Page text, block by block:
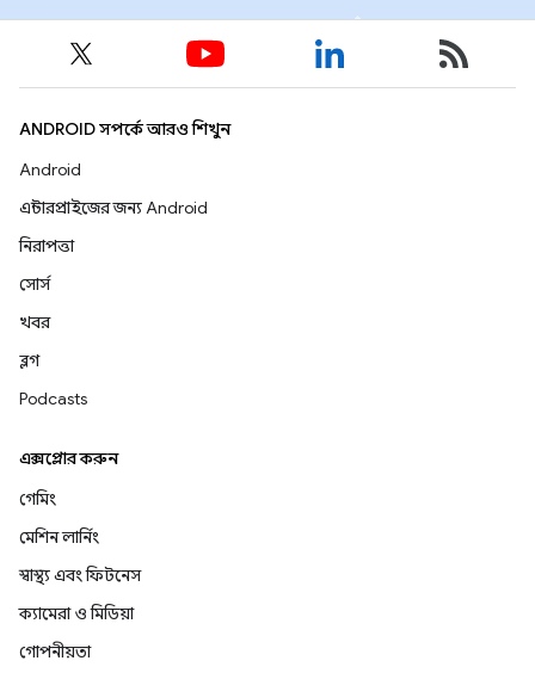
ANDROID সম্পর্কে আরও শিখুন
Android
এন্টারপ্রাইজের জন্য Android
নিরাপত্তা
সোর্স
খবর
ব্লগ
Podcasts
এক্সপ্লোর করুন
গেমিং
মেশিন লার্নিং
স্বাস্থ্য এবং ফিটনেস
ক্যামেরা ও মিডিয়া
গোপনীয়তা